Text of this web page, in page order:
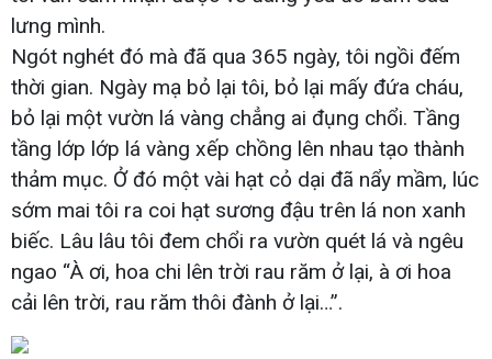
lưng mình.
Ngót nghét đó mà đã qua 365 ngày, tôi ngồi đếm
thời gian. Ngày mạ bỏ lại tôi, bỏ lại mấy đứa cháu,
bỏ lại một vườn lá vàng chẳng ai đụng chổi. Tầng
tầng lớp lớp lá vàng xếp chồng lên nhau tạo thành
thảm mục. Ở đó một vài hạt cỏ dại đã nẩy mầm, lúc
sớm mai tôi ra coi hạt sương đậu trên lá non xanh
biếc. Lâu lâu tôi đem chổi ra vườn quét lá và ngêu
ngao “À ơi, hoa chi lên trời rau răm ở lại, à ơi hoa
cải lên trời, rau răm thôi đành ở lại…”.